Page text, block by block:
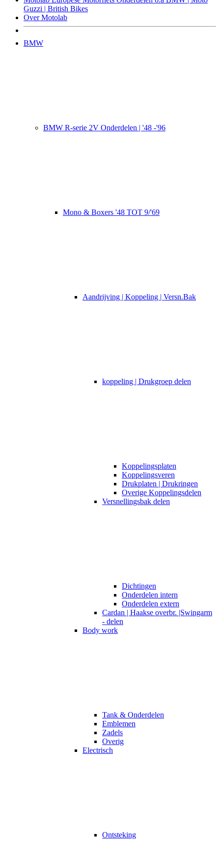
Guzzi | British Bikes
Over Motolab
BMW
BMW R-serie 2V Onderdelen | '48 -'96
Mono & Boxers '48 TOT 9/'69
Aandrijving | Koppeling | Versn.Bak
koppeling | Drukgroep delen
Koppelingsplaten
Koppelingsveren
Drukplaten | Drukringen
Overige Koppelingsdelen
Versnellingsbak delen
Dichtingen
Onderdelen intern
Onderdelen extern
Cardan | Haakse overbr. |Swingarm
- delen
Body work
Tank & Onderdelen
Emblemen
Zadels
Overig
Electrisch
Ontsteking